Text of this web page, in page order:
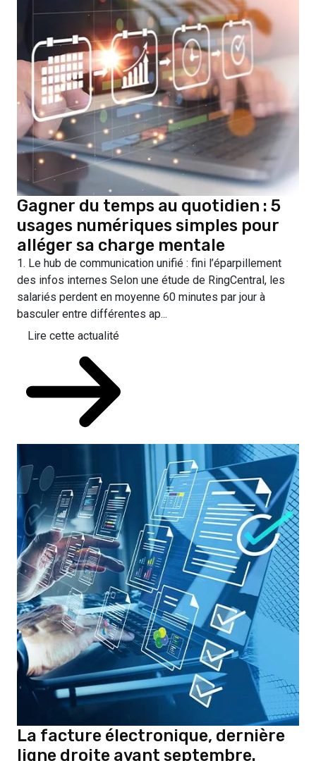
Gagner du temps au quotidien : 5
usages numériques simples pour
alléger sa charge mentale
1. Le hub de communication unifié : fini l’éparpillement
des infos internes Selon une étude de RingCentral, les
salariés perdent en moyenne 60 minutes par jour à
basculer entre différentes ap...
Lire cette actualité
La facture électronique, dernière
ligne droite avant septembre.